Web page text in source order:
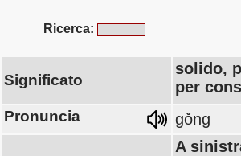
Ricerca:
Significato
solido,
per
Pronuncia gǒng
A